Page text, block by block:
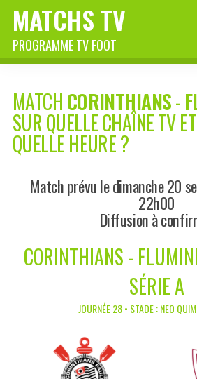
MATCHS TV
PROGRAMME TV FOOT
MATCHCORINTHIANS-
SUR QUELLE CHAÎNE TV
QUELLE HEURE ?
Match prévu le dimanche 20
22h00
Diffusion à
CORINTHIANS -
SÉRIE A
JOURNÉE 28 • STADE : NEO